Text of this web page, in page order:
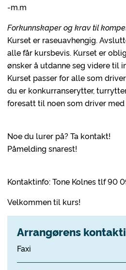
-m.m
Forkunnskaper og krav til
Kurset er raseuavhengig.
alle får kursbevis. Kurset er
ønsker å utdanne seg videre til
Kurset passer for alle som
du er konkurranserytter,
foresatt til noen som driver med
Noe du lurer på? Ta kontakt!
Påmelding snarest!
Kontaktinfo: Tone Kolnes tlf 90
Velkommen til kurs!
Arrangørens
Faxi